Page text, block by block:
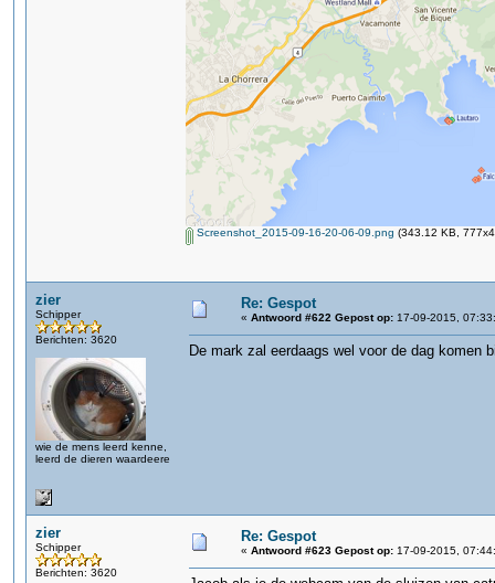
Screenshot_2015-09-16-20-06-09.png (343.12 KB,
zier
Schipper
Berichten: 3620
wie de mens leerd kenne,
leerd de dieren waardeere
Re: Gespot
« Antwoord #622 Gepost op: 17-09-2015,
De mark zal eerdaags wel voor de dag komen
zier
Schipper
Berichten: 3620
Re: Gespot
« Antwoord #623 Gepost op: 17-09-2015,